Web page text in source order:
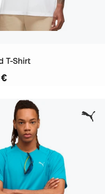
T-Shirt